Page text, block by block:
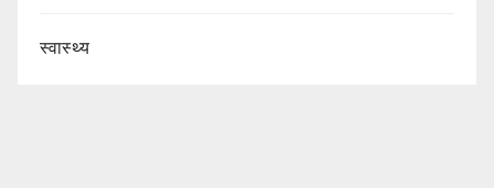
स्वास्थ्य